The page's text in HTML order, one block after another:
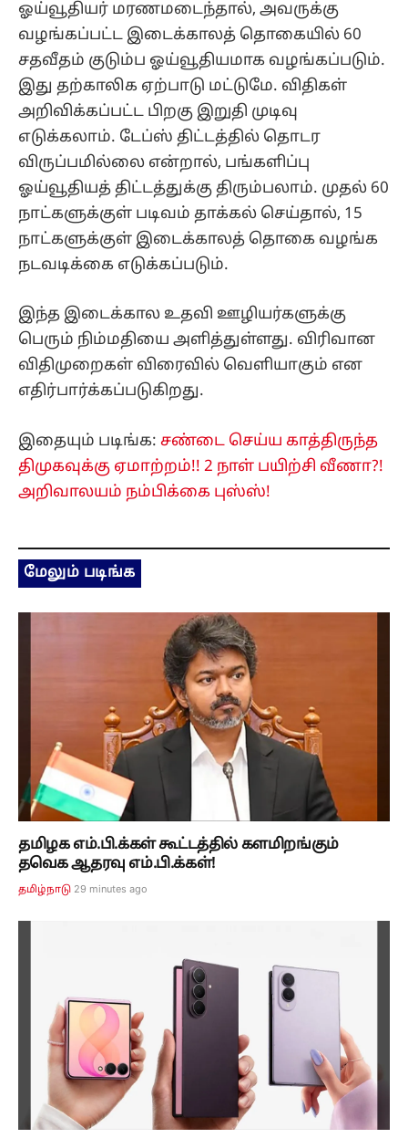
ஓய்வூதியர் மரணமடைந்தால், அவருக்கு
வழங்கப்பட்ட இடைக்காலத் தொகையில் 60
சதவீதம் குடும்ப ஓய்வூதியமாக வழங்கப்படும்.
இது தற்காலிக ஏற்பாடு மட்டுமே. விதிகள்
அறிவிக்கப்பட்ட பிறகு இறுதி முடிவு
எடுக்கலாம். டேப்ஸ் திட்டத்தில் தொடர
விருப்பமில்லை என்றால், பங்களிப்பு
ஓய்வூதியத் திட்டத்துக்கு திரும்பலாம். முதல் 60
நாட்களுக்குள் படிவம் தாக்கல் செய்தால், 15
நாட்களுக்குள் இடைக்காலத் தொகை வழங்க
நடவடிக்கை எடுக்கப்படும்.
இந்த இடைக்கால உதவி ஊழியர்களுக்கு
பெரும் நிம்மதியை அளித்துள்ளது. விரிவான
விதிமுறைகள் விரைவில் வெளியாகும் என
எதிர்பார்க்கப்படுகிறது.
இதையும் படிங்க: சண்டை செய்ய காத்திருந்த
திமுகவுக்கு ஏமாற்றம்!! 2 நாள் பயிற்சி வீணா?!
அறிவாலயம் நம்பிக்கை புஸ்ஸ்!
மேலும் படிங்க
தமிழக எம்.பி.க்கள் கூட்டத்தில் களமிறங்கும்
தவெக ஆதரவு எம்.பி.க்கள்!
தமிழ்நாடு 29 minutes ago